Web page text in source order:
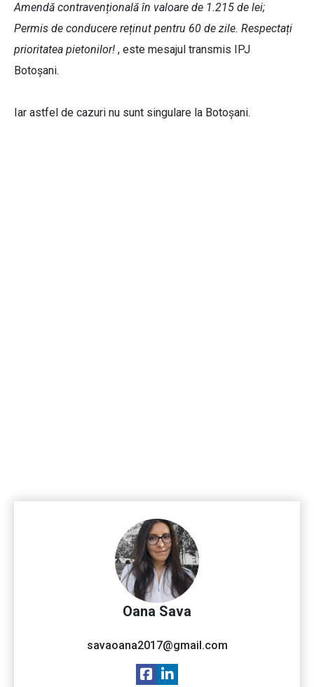
Amendă contravențională în valoare de 1.215 de lei;
Permis de conducere reținut pentru 60 de zile. Respectați
prioritatea pietonilor! , este mesajul transmis IPJ
Botoșani.
Iar astfel de cazuri nu sunt singulare la Botoșani.
Oana Sava
savaoana2017@gmail.com